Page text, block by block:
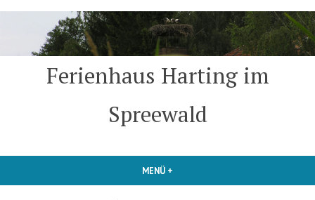
Zum
Ferienhaus Harting im
Spreewald
MENÜ +